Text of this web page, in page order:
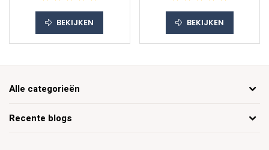
BEKIJKEN BEKIJKEN
Recente blogs
Alle categorieën